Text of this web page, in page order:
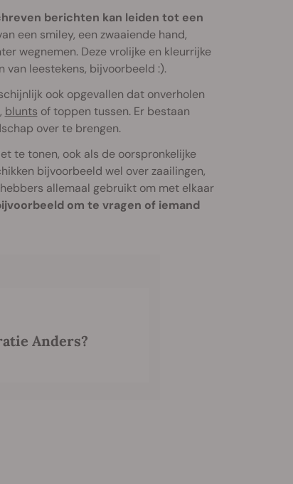
berichten kan leiden tot een
een smiley, een zwaaiende hand,
wegnemen. Deze vrolijke en kleurrijke
leestekens, bijvoorbeeld :).
ook opgevallen dat onverholen
, blunts of toppen tussen. Er bestaan
over te brengen.
te tonen, ook als de oorspronkelijke
bijvoorbeeld wel over zaailingen,
allemaal gebruikt om met elkaar
om te vragen of iemand
Anders?